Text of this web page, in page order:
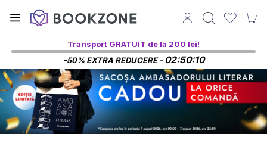
Transport GRATUIT de la 200 lei!
-50% EXTRA REDUCERE -02:50:09